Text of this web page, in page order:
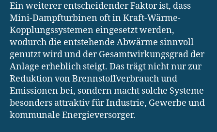
Ein weiterer entscheidender Faktor ist, dass
Mini-Dampfturbinen oft in Kraft-Wärme-
Kopplungssystemen eingesetzt werden,
wodurch die entstehende Abwärme sinnvoll
genutzt wird und der Gesamtwirkungsgrad der
Anlage erheblich steigt. Das trägt nicht nur zur
Reduktion von Brennstoffverbrauch und
Emissionen bei, sondern macht solche Systeme
besonders attraktiv für Industrie, Gewerbe und
kommunale Energieversorger.